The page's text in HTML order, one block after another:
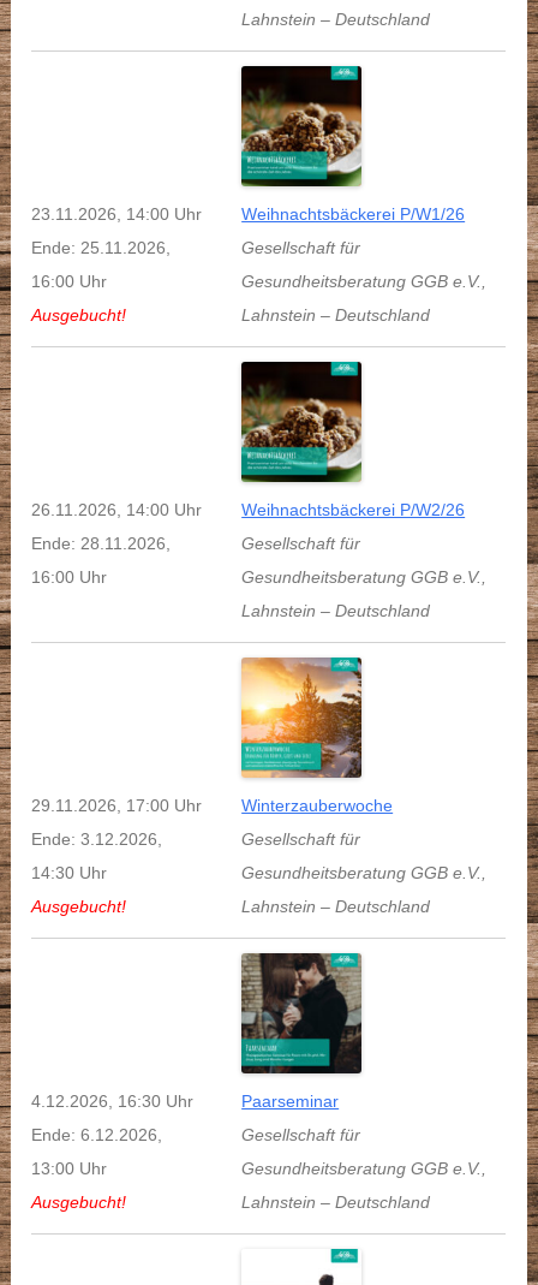
Lahnstein –Deutschland
23.11.2026, 14:00 Uhr
Ende: 25.11.2026,
16:00 Uhr
Ausgebucht!
Weihnachtsbäckerei P/W1/26
Gesellschaft für
Gesundheitsberatung GGB e.V.,
Lahnstein –Deutschland
26.11.2026, 14:00 Uhr
Ende: 28.11.2026,
16:00 Uhr
Weihnachtsbäckerei P/W2/26
Gesellschaft für
Gesundheitsberatung GGB e.V.,
Lahnstein –Deutschland
29.11.2026, 17:00 Uhr
Ende: 3.12.2026,
14:30 Uhr
Ausgebucht!
Winterzauberwoche
Gesellschaft für
Gesundheitsberatung GGB e.V.,
Lahnstein –Deutschland
4.12.2026, 16:30 Uhr
Ende: 6.12.2026,
13:00 Uhr
Ausgebucht!
Paarseminar
Gesellschaft für
Gesundheitsberatung GGB e.V.,
Lahnstein –Deutschland